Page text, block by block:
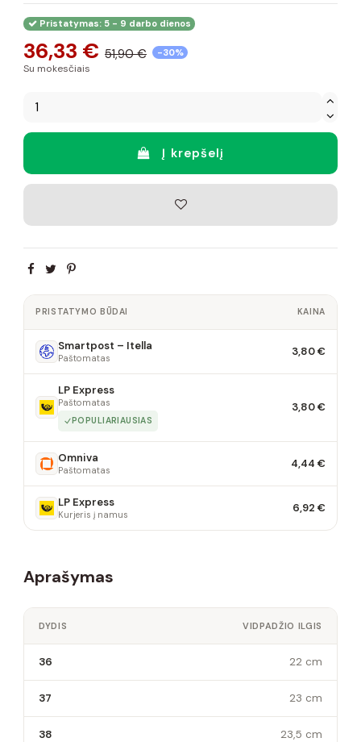
Pristatymas: 5 - 9 darbo dienos
36,33 € 51,90 € -30%
Su mokesčiais
Į krepšelį
PRISTATYMO BŪDAI KAINA
Smartpost – Itella
Paštomatas 3,80 €
LP Express
Paštomatas
POPULIARIAUSIAS
3,80 €
Omniva
Paštomatas 4,44 €
LP Express
Kurjeris į namus 6,92 €
Aprašymas
DYDIS VIDPADŽIO ILGIS
36 22 cm
37 23 cm
38 23,5 cm